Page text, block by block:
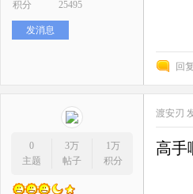
积分 25495
发消息
回复
0
主题
3万
帖子
1万
积分
渡安刃
高手